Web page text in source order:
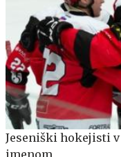
Jeseniški hokejisti
imenom